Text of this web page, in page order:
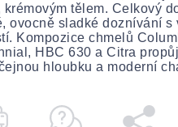
krémovým tělem. Celkový
ovocně sladké doznívání s
Kompozice chmelů
HBC 630 a Citra
hloubku a moderní